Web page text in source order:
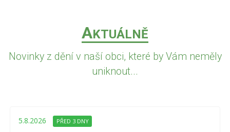
AKTUÁLNĚ
Novinky z dění v naší obci, které by Vám neměly
uniknout...
5.8.2026 PŘED 3 DNY